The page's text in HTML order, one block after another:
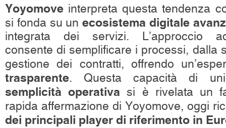
Yoyomove interpreta questa tendenza
si fonda su unecosistema digitale
integrata dei servizi. L’approccio
consente di semplificare i processi, dalla
gestione dei contratti, offrendo
trasparente. Questa capacità di
semplicità operativa si è rivelata un
rapida affermazione di Yoyomove, oggi
dei principali player di riferimento in